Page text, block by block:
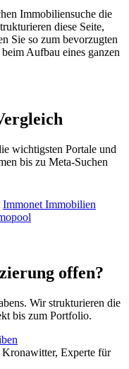
Immobiliensuche die
diese Seite,
Sie so zum bevorzugten
Aufbau eines ganzen
wichtigsten Portale und
bis zu Meta-Suchen
Immonet Immobilien
offen?
Wir strukturieren die
bis zum Portfolio.